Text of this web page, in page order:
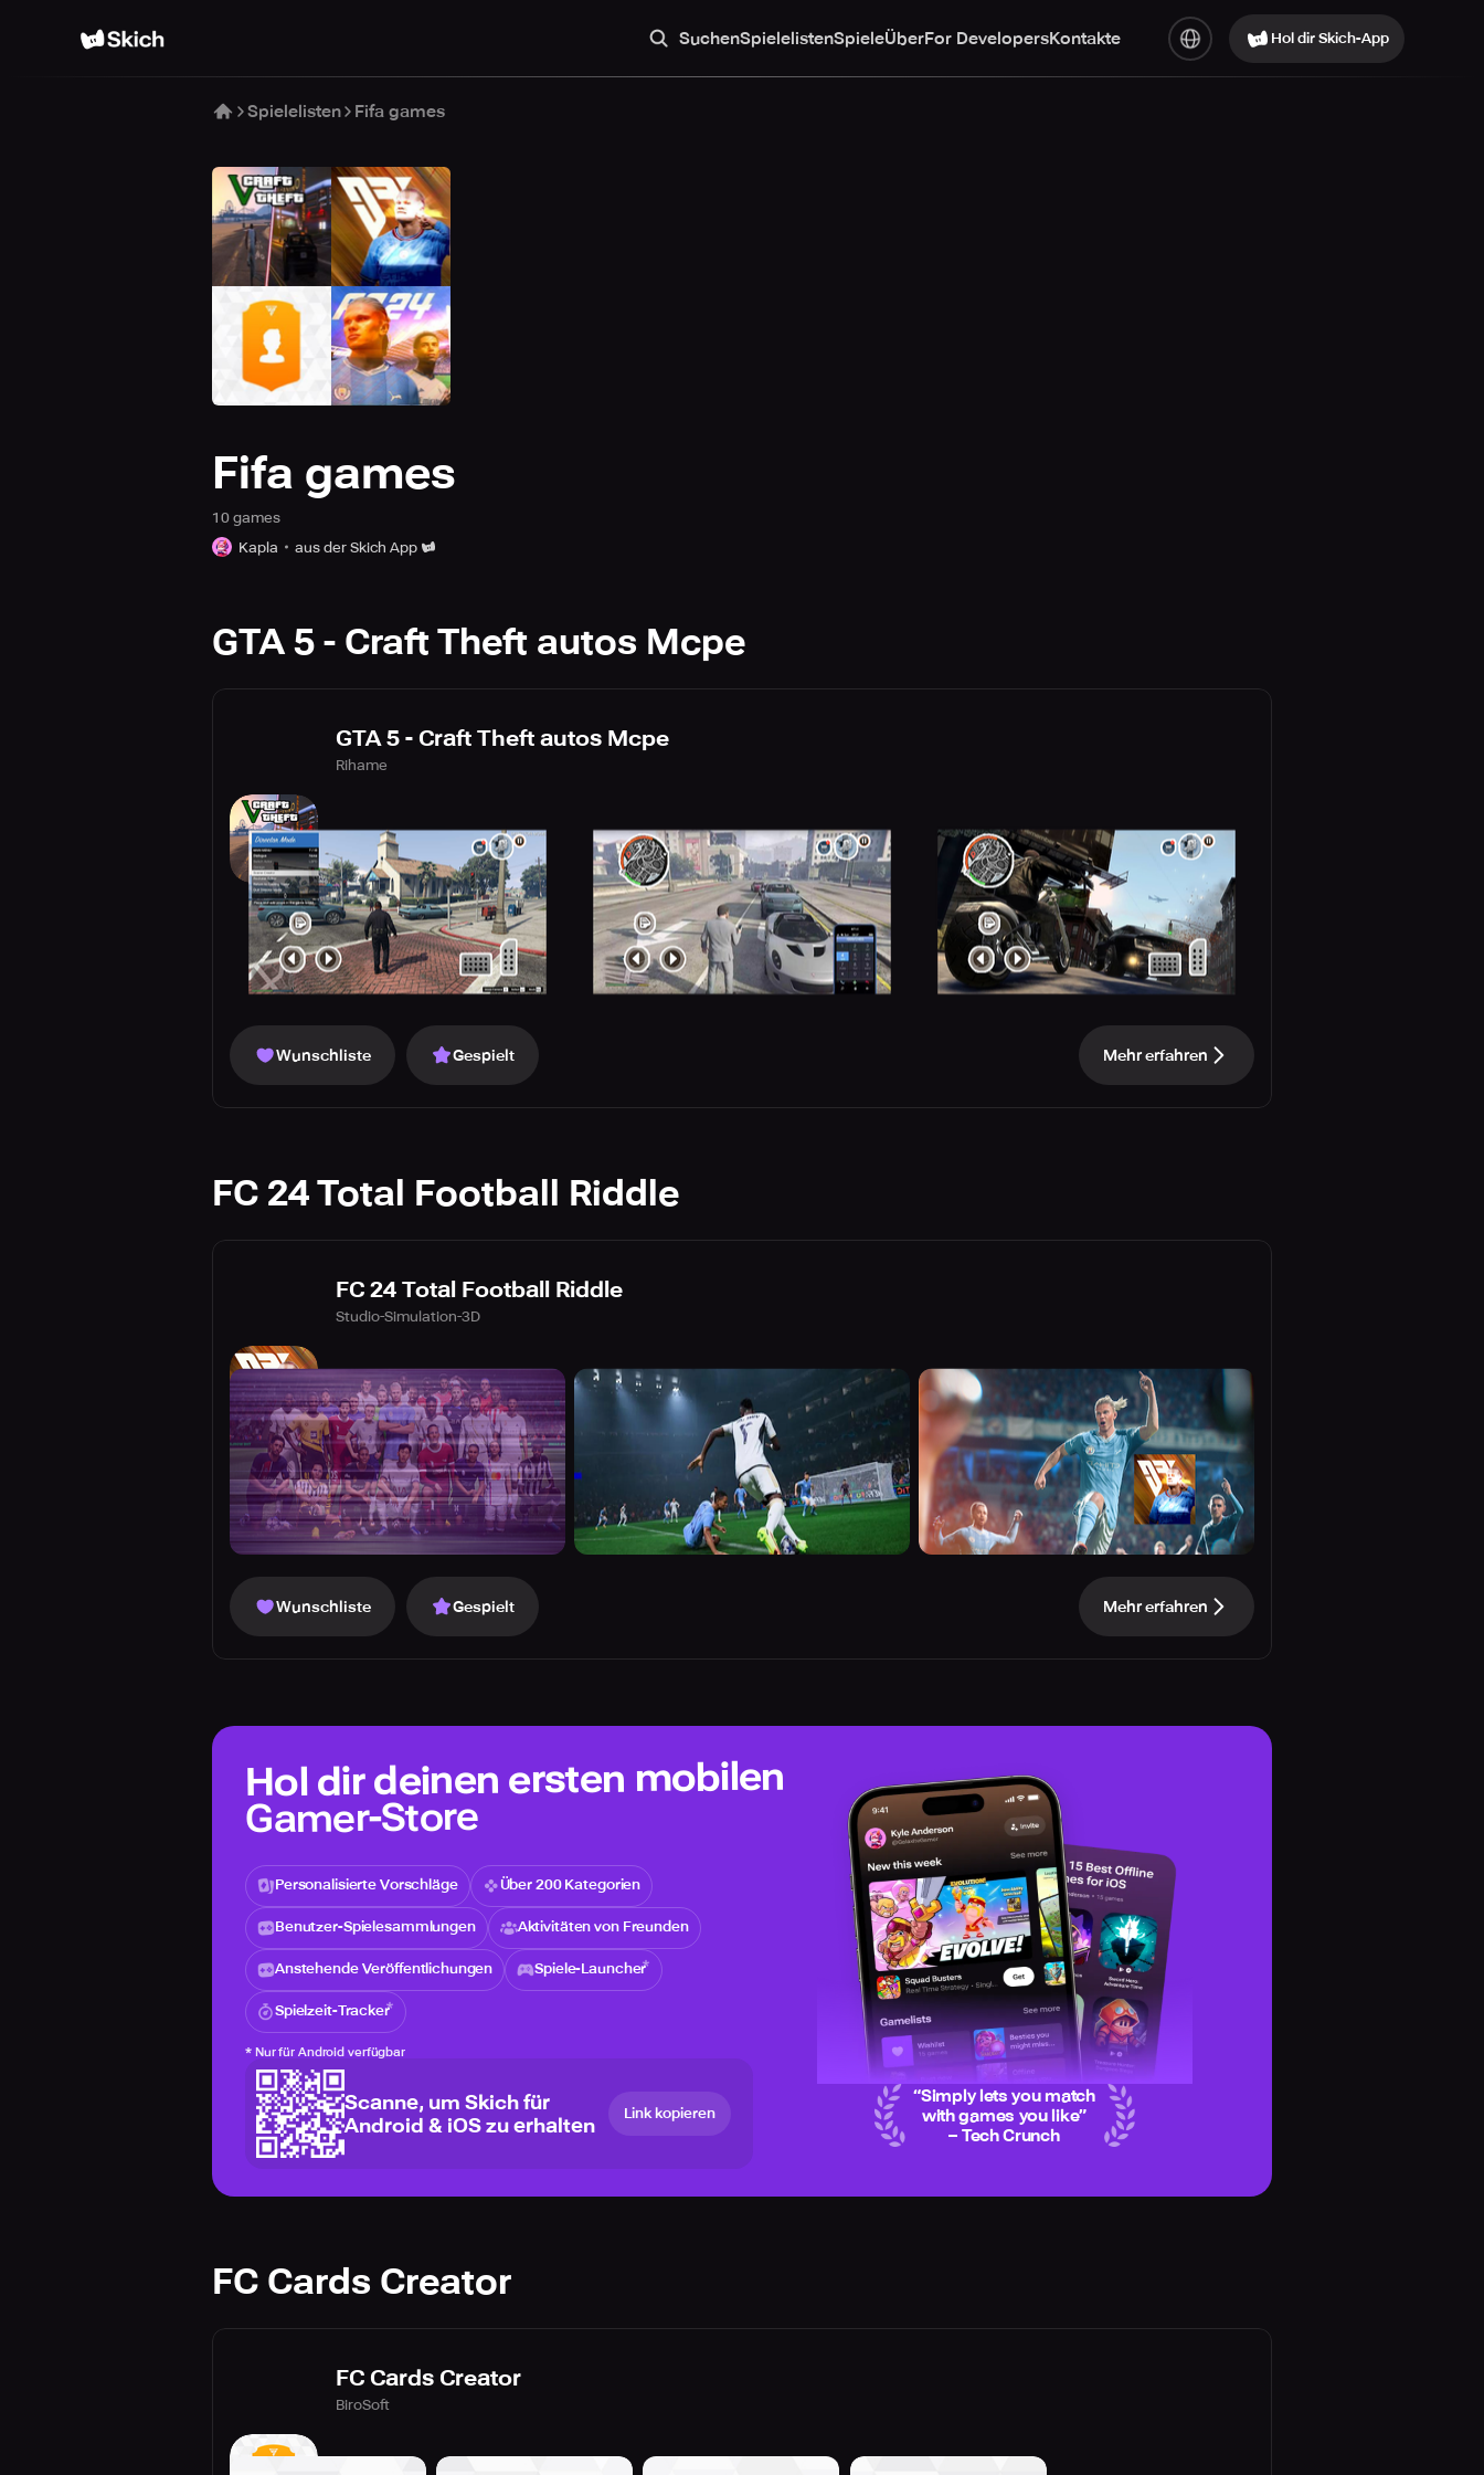
SuchenSpielelistenSpieleÜberFor DevelopersKontakte Hol dir Skich-App
Spielelisten Fifa games
Fifa games
10 games
Kapla
aus der Skich App
GTA 5 - Craft Theft autos Mcpe
GTA 5 - Craft Theft autos Mcpe
Rihame
Wunschliste Gespielt Mehr erfahren
FC 24 Total Football Riddle
FC 24 Total Football Riddle
Studio-Simulation-3D
Wunschliste Gespielt Mehr erfahren
Hol dir deinen ersten mobilen
Gamer-Store
Personalisierte Vorschläge Über 200 Kategorien
Benutzer-Spielesammlungen Aktivitäten von Freunden
Anstehende Veröffentlichungen Spiele-Launcher
Spielzeit-Tracker
* Nur für Android verfügbar
Scanne, um Skich für
Android & iOS zu erhalten
Link kopieren
“Simply lets you match
with games you like”
– Tech Crunch
FC Cards Creator
FC Cards Creator
BiroSoft